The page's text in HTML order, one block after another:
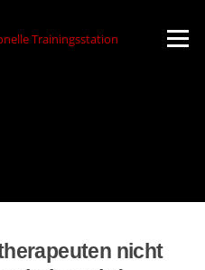
Menü
nicht